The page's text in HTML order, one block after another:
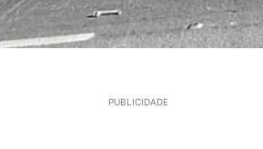
PUBLICIDADE